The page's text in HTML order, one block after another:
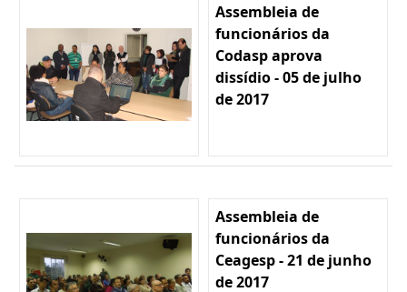
Assembleia de
funcionários da
Codasp aprova
dissídio - 05 de julho
de 2017
Assembleia de
funcionários da
Ceagesp - 21 de junho
de 2017